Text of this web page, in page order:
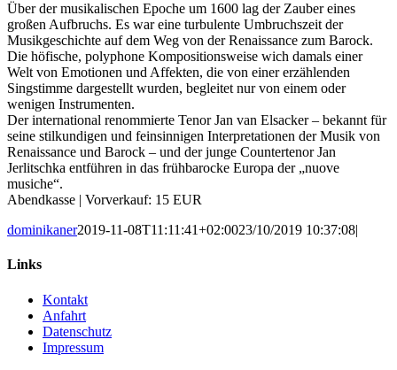
Über der musikalischen Epoche um 1600 lag der Zauber eines
großen Aufbruchs. Es war eine turbulente Umbruchszeit der
Musikgeschichte auf dem Weg von der Renaissance zum Barock.
Die höfische, polyphone Kompositionsweise wich damals einer
Welt von Emotionen und Affekten, die von einer erzählenden
Singstimme dargestellt wurden, begleitet nur von einem oder
wenigen Instrumenten.
Der international renommierte Tenor Jan van Elsacker – bekannt für
seine stilkundigen und feinsinnigen Interpretationen der Musik von
Renaissance und Barock – und der junge Countertenor Jan
Jerlitschka entführen in das frühbarocke Europa der „nuove
musiche“.
Abendkasse | Vorverkauf: 15 EUR
dominikaner2019-11-08T11:11:41+02:0023/10/2019 10:37:08|
Links
Kontakt
Anfahrt
Datenschutz
Impressum